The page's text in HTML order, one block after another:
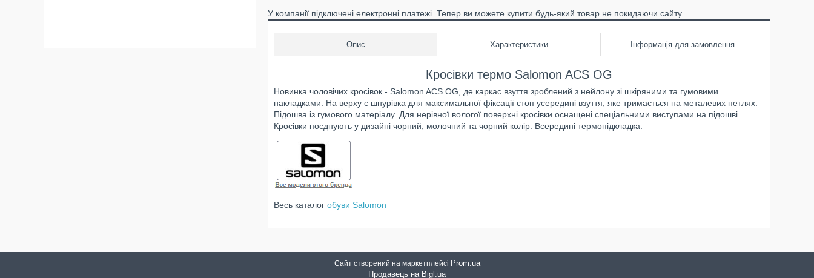
У компанії підключені електронні платежі. Тепер ви можете купити будь-який товар не покидаючи сайту.
Опис Характеристики Інформація для замовлення
Кросівки термо Salomon ACS OG
Новинка чоловічих кросівок - Salomon ACS OG, де каркас взуття зроблений з нейлону зі шкіряними та гумовими
накладками. На верху є шнурівка для максимальної фіксації стоп усередині взуття, яке тримається на металевих петлях.
Підошва із гумового матеріалу. Для нерівної вологої поверхні кросівки оснащені спеціальними виступами на підошві.
Кросівки поєднують у дизайні чорний, молочний та чорний колір. Всередині термопідкладка.
Весь каталог обуви Salomon
Сайт створений на маркетплейсі Prom.ua
Продавець на Bigl.ua